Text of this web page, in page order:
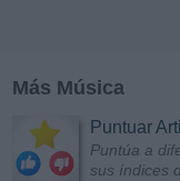
Más Música
Puntuar
Puntúa a
sus índices